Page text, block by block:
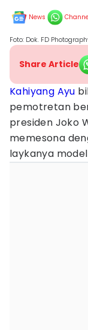
News
Foto: Dok. FD
Share Article
Kahiyang Ayu
pemotretan
presiden Joko
memesona
laykanya